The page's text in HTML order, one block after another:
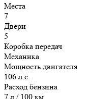
Места
7
Двери
5
Коробка передач
Механика
Мощность двигателя
106 л.с.
Расход бензина
7 л / 100 км